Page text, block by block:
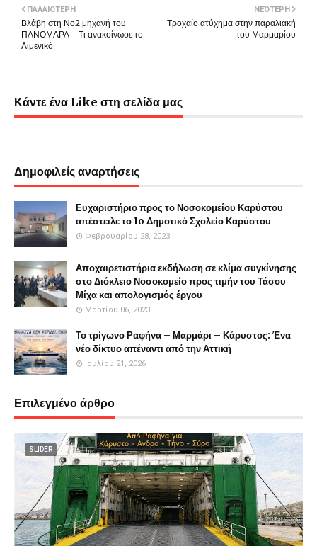
ΝΕΌΤΕΡΗ
Τροχαίο ατύχημα στην παραλιακή
του Μαρμαρίου
ΠΑΛΑΙΌΤΕΡΗ
Βλάβη στη Νο2 μηχανή του
ΠΑΝΟΜΑΡΑ - Τι ανακοίνωσε το
Λιμενικό
Κάντε ένα Like στη σελίδα μας
Δημοφιλείς αναρτήσεις
Ευχαριστήριο προς το Νοσοκομείου Καρύστου
απέστειλε το 1o Δημοτικό Σχολείο Καρύστου
Φεβρουαρίου 28, 2023
Αποχαιρετιστήρια εκδήλωση σε κλίμα συγκίνησης
στο Διόκλειο Νοσοκομείο προς τιμήν του Τάσου
Μίχα και απολογισμός έργου
Μαρτίου 06, 2023
Το τρίγωνο Ραφήνα – Μαρμάρι – Κάρυστος: Ένα
νέο δίκτυο απέναντι από την Αττική
Ιουλίου 21, 2026
Επιλεγμένο άρθρο
SLIDER